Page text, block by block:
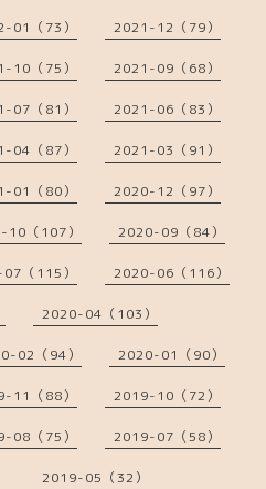
01（73） 2021-12（79）
10（75） 2021-09（68）
07（81） 2021-06（83）
04（87） 2021-03（91）
01（80） 2020-12（97）
（107） 2020-09（84）
（115） 2020-06（116）
2020-04（103）
02（94） 2020-01（90）
11（88） 2019-10（72）
08（75） 2019-07（58）
2019-05（32）